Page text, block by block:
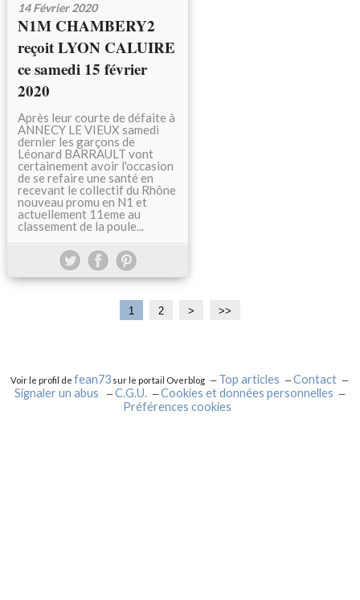
14 Février 2020
N1M CHAMBERY2
reçoit LYON CALUIRE
ce samedi 15 février
2020
Après leur courte de défaite à
ANNECY LE VIEUX samedi
dernier les garçons de
Léonard BARRAULT vont
certainement avoir l'occasion
de se refaire une santé en
recevant le collectif du Rhône
nouveau promu en N1 et
actuellement 11eme au
classement de la poule...
1 2 > >>
Voir le profil defean73 sur le portail Overblog Top articles
Contact
Signaler un abus
C.G.U.
Cookies et données personnelles
Préférences cookies